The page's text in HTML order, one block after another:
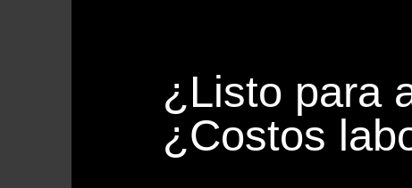
¿Listo para
¿Costos